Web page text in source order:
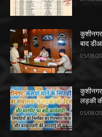
बाद
05/08/
लड़की
05/08/